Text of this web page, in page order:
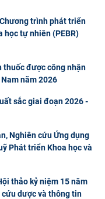
trình phát triển
học tự nhiên (PEBR)
thuốc được công nhận
năm 2026
sắc giai đoạn 2026 -
Nghiên cứu Ứng dụng
Phát triển Khoa học và
thảo kỷ niệm 15 năm
dược và thông tin